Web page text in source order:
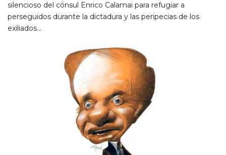
silencioso del cónsul Enrico Calamai para refugiar a
perseguidos durante la dictadura y las peripecias de los
exiliados…